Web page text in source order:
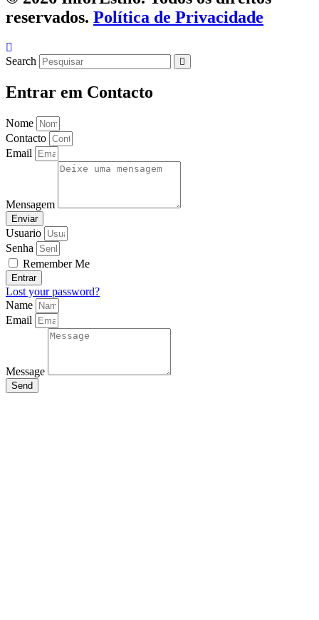
reservados. Política de Privacidade
Search
Entrar em Contacto
Nome
Contacto
Email
Mensagem
Enviar
Usuario
Senha
Remember Me
Entrar
Lost your password?
Name
Email
Message
Send